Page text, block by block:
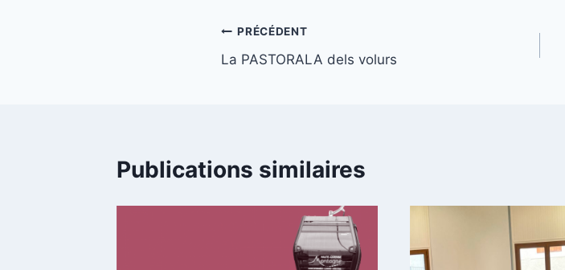
Navigation
de
PRÉCÉDENT
La PASTORALA dels volurs
Publications similaires